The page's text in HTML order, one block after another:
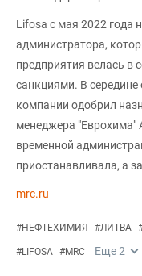
Lifosa с мая 2022 года
администратора,
предприятия велась в
санкциями. В
компании одобрил
менеджера "Еврохима"
временной
приостанавливала, а
mrc.ru
#НЕФТЕХИМИЯ #ЛИТВА
#LIFOSA #MRC Еще2